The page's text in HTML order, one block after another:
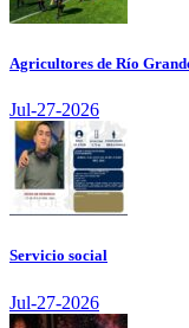
Agricultores de Río
Jul-27-2026
Servicio social
Jul-27-2026